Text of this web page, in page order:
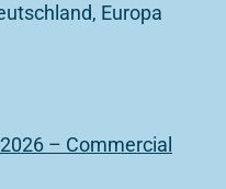
Europa
– Commercial